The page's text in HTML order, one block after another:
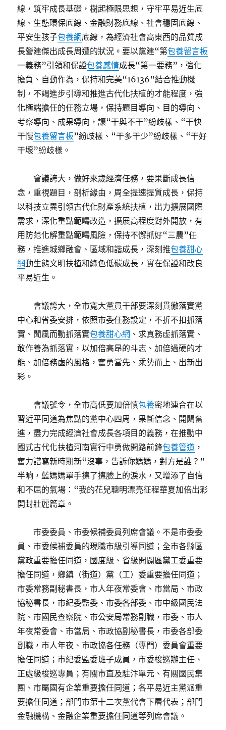
線，筑牢成長基礎，樹起極限思想，守牢平易近生底
線、生態環保底線、金融財務底線、社會穩固底線、
平安生孩子包養網底線，為經濟社會高東西的品質成
長營建傑出成長周遭的狀況。要以黨建“第包養留言板
一義務”引領和保證包養感情成長“第一要務”，強化
擔負、自動作為，保持和完美“16136”結合推動機
制，不竭進步引導和推進古代化扶植的才能程度，強
化極端擔任的任務立場，保持題目導向、目的導向、
考察導向、成果導向，讓“干與不干”紛歧樣、“干快
干慢包養留言板”紛歧樣、“干多干少”紛歧樣、“干好
干壞”紛歧樣。
會議誇大，做好來歲經濟任務，要果斷成長信
念，重視題目，剖析緣由，周全提速提質成長，保持
以科技立異引領古代化財產系統扶植，出力擴展國際
需求，深化重點範疇改造，擴展高程度對外開放，有
用防范化解重點範疇風險，保持不懈抓好“三農”任
務，推進城鄉融會、區域和諧成長，深刻推包養甜心
網動生態文明扶植和綠色低碳成長，實在保證和改良
平易近生。
會議誇大，全市寬大黨員干部要深刻貫徹落實黨
中心和省委安排，依照市委任務設定，不折不扣抓落
實、聞風而動抓落實包養甜心網 、求真務虛抓落實、
敢作善為抓落實，以加倍高昂的斗志、加倍過硬的才
能、加倍務虛的風格，奮勇當先、乘勢而上、出新出
彩。
會議號令，全市高低要加倍慎包養密地連合在以
習近平同道為焦點的黨中心四周，果斷信念、開闢奮
進，盡力完成經濟社會成長各項目的義務，在推動中
國式古代化扶植河南實行中勇做開路前鋒包養管道 ，
奮力譜寫新時期新“沒事，告訴你媽媽，對方是誰？”
半晌，藍媽媽單手擦了擦臉上的淚水，又增添了自信
和不屈的氣場：“我的花兒聰明漂亮征程華夏加倍出彩
開封壯麗篇章。
市委委員、市委候補委員列席會議。不是市委委
員、市委候補委員的現職市級引導同道；全市各縣區
黨政重要擔任同道，國度級、省級開闢區黨工委重要
擔任同道，鄉鎮（街道）黨（工）委重要擔任同道；
市委常務副秘書長，市人年夜常委會、市當局、市政
協秘書長，市紀委監委、市委各部委、市中級國民法
院、市國民查察院、市公安局常務副職，市委、市人
年夜常委會、市當局、市政協副秘書長，市委各部委
副職，市人年夜、市政協各任務（專門）委員會重要
擔任同道；市紀委監委班子成員，市委梭巡辦主任、
正處級梭巡專員；有關市直及駐汴單元、有關國民集
團、市屬國有企業重要擔任同道；各平易近主黨派重
要擔任同道；部門市第十二次黨代會下層代表；部門
金融機構、金融企業重要擔任同道等列席會議。